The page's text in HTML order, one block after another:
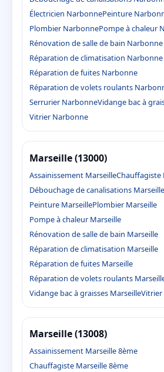
Électricien NarbonnePeinture
Plombier NarbonnePompe à chaleur
Rénovation de salle de bain Narbonne
Réparation de climatisation Narbonne
Réparation de fuites Narbonne
Réparation de volets roulants
Serrurier NarbonneVidange bac à
Vitrier Narbonne
Marseille (13000)
Assainissement MarseilleChauffagiste
Débouchage de canalisations Marseille
Peinture MarseillePlombier Marseille
Pompe à chaleur Marseille
Rénovation de salle de bain Marseille
Réparation de climatisation Marseille
Réparation de fuites Marseille
Réparation de volets roulants
Vidange bac à graisses MarseilleVitrier
Marseille (13008)
Assainissement Marseille 8ème
Chauffagiste Marseille 8ème